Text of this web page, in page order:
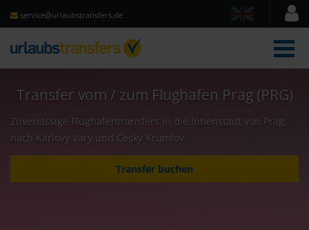
service@urlaubstransfers.de
Transfer vom / zum Flughafen Prag (PRG)
Zuverlässige Flughafentransfers in die Innenstadt von Prag,
nach Karlovy Vary und Cesky Krumlov
Transfer buchen